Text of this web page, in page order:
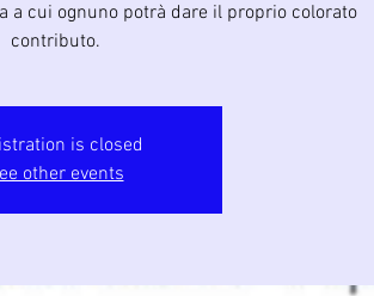
a cui ognuno potrà dare il proprio colorato
contributo.
is closed
other events